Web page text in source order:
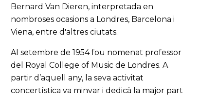
Bernard Van Dieren, interpretada en
nombroses ocasions a Londres, Barcelona i
Viena, entre d'altres ciutats.
Al setembre de 1954 fou nomenat professor
del Royal College of Music de Londres. A
partir d’aquell any, la seva activitat
concertística va minvar i dedicà la major part